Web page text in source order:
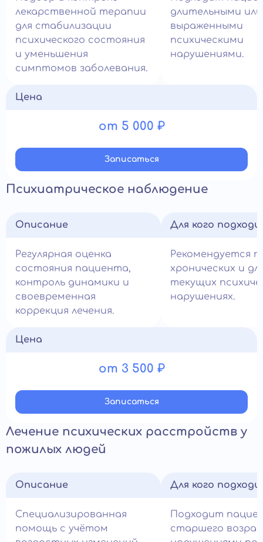
лекарственной терапии
для стабилизации
психического состояния
и уменьшения
симптомов заболевания.
длительными или
выраженными
психическими
нарушениями.
Цена
от 5 000 ₽
Записатьcя
Психиатрическое наблюдение
Описание
Регулярная оценка
состояния пациента,
контроль динамики и
своевременная
коррекция лечения.
Для кого
Рекомендуется
хронических и
текущих
нарушениях.
Цена
от 3 500 ₽
Записатьcя
Лечение психических расстройств у
пожилых людей
Описание
Специализированная
помощь с учётом
Для кого
Подходит
старшего